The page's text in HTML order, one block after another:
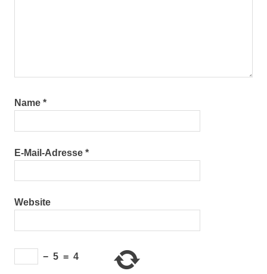
Name *
E-Mail-Adresse *
Website
− 5 = 4